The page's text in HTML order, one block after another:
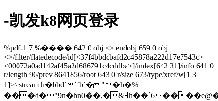
-凯发k8网页登录
%pdf-1.7 %���� 642 0 obj <> endobj 659 0 obj
<>/filter/flatedecode/id[<37f4bbdcbafd2c45878a222d17e7543c>
<00072a0ad142af45a2d686791c4cddba>]/index[642 31]/info 641 0
r/length 96/prev 8641856/root 643 0 r/size 673/type/xref/w[1 3
1]>>stream h�bbd```b`�"�h�%
���d�"9n�hn0��,�&߃h��`6����e@�i���